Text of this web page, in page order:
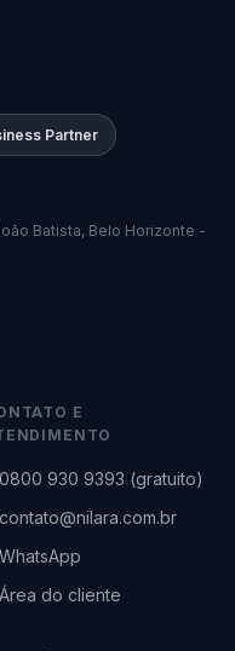
Partner
Batista, Belo Horizonte -
E
0800 930 9393 (gratuito)
contato@nilara.com.br
WhatsApp
Área do cliente